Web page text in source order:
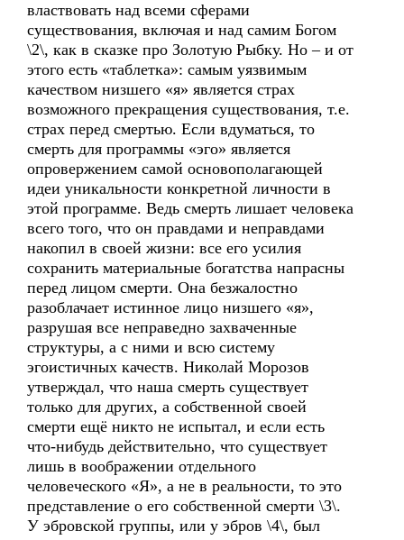
властвовать над всеми сферами
существования, включая и над самим Богом
\2\, как в сказке про Золотую Рыбку. Но – и от
этого есть «таблетка»: самым уязвимым
качеством низшего «я» является страх
возможного прекращения существования, т.е.
страх перед смертью. Если вдуматься, то
смерть для программы «эго» является
опровержением самой основополагающей
идеи уникальности конкретной личности в
этой программе. Ведь смерть лишает человека
всего того, что он правдами и неправдами
накопил в своей жизни: все его усилия
сохранить материальные богатства напрасны
перед лицом смерти. Она безжалостно
разоблачает истинное лицо низшего «я»,
разрушая все неправедно захваченные
структуры, а с ними и всю систему
эгоистичных качеств. Николай Морозов
утверждал, что наша смерть существует
только для других, а собственной своей
смерти ещё никто не испытал, и если есть
что-нибудь действительно, что существует
лишь в воображении отдельного
человеческого «Я», а не в реальности, то это
представление о его собственной смерти \3\.
У эбровской группы, или у эбров \4\, был